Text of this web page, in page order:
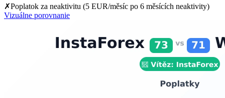
✗Poplatok za neaktivitu (5 EUR/měsíc po 6 měsících neaktivity)
Vizuálne porovnanie